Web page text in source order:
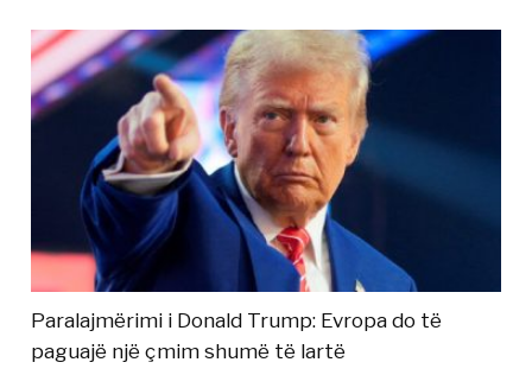
Paralajmërimi i Donald Trump: Evropa do të
paguajë një çmim shumë të lartë